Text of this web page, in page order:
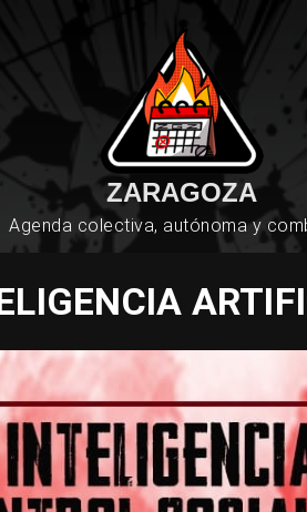
ZARAGOZA
Agenda colectiva, autónoma y